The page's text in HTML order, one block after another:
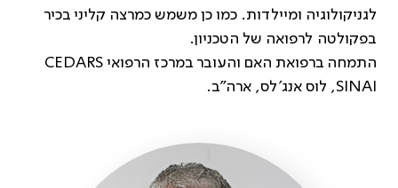
לגניקולוגיה ומיילדות. כמו כן משמש כמרצה קליני בכיר
בפקולטה לרפואה של הטכניון.
התמחה ברפואת האם והעובר במרכז הרפואי CEDARS
SINAI, לוס אנג'לס, ארה"ב.